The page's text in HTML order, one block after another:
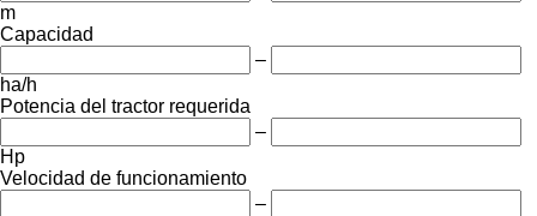
m
Capacidad
–
ha/h
Potencia del tractor requerida
–
Hp
Velocidad de funcionamiento
–